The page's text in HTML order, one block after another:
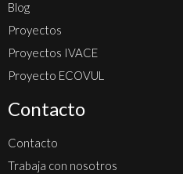
Blog
Proyectos
Proyectos IVACE
Proyecto ECOVUL
Contacto
Contacto
Trabaja con nosotros